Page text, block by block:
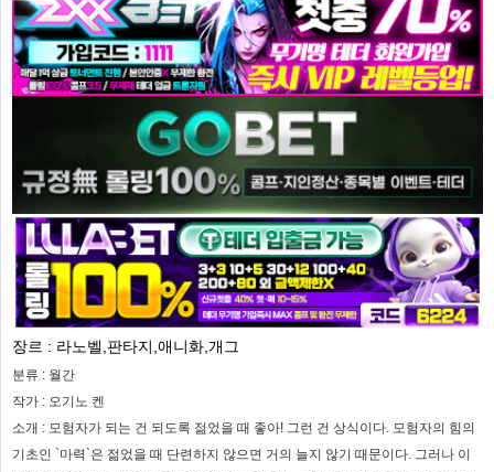
장르 : 라노벨,판타지,애니화,개그
분류 : 월간
작가 : 오기노 켄
소개 : 모험자가 되는 건 되도록 젊었을 때 좋아! 그런 건 상식이다. 모험자의 힘의
기초인 `마력`은 젊었을 때 단련하지 않으면 거의 늘지 않기 때문이다. 그러나 이